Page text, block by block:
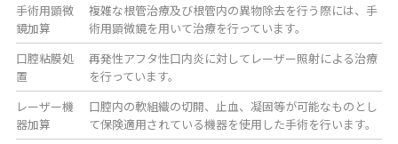
手術用顕微
鏡加算
複雑な根管治療及び根管内の異物除去を行う際には、手
術用顕微鏡を用いて治療を行っています。
口腔粘膜処
置
再発性アフタ性口内炎に対してレーザー照射による治療
を行っています。
レーザー機
器加算
口腔内の軟組織の切開、止血、凝固等が可能なものとし
て保険適用されている機器を使用した手術を行います。